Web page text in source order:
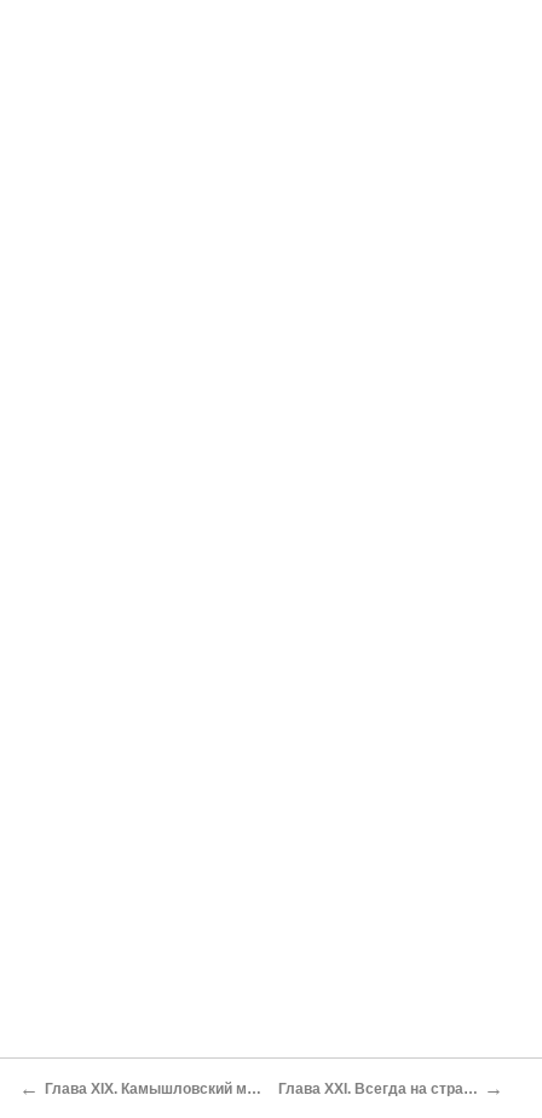
← Глава XIX. Камышловский мост Глава XXI. Всегда на страже →